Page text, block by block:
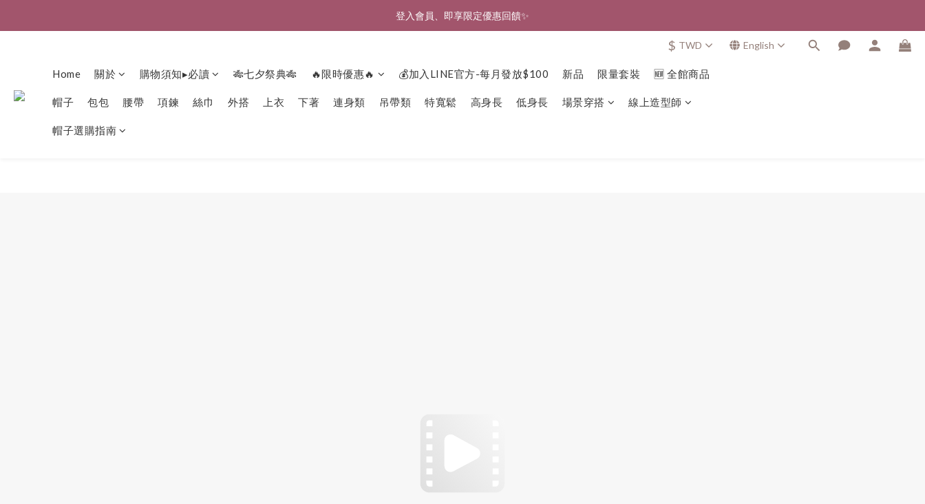
🎉新北淡水實體門市🤗歡迎蒞臨試穿🎉
登入會員、即享限定優惠回饋✨
$ TWD English
Home 關於 購物須知▸必讀 🎋七夕祭典🎋 🔥限時優惠🔥 💰加入LINE官方-每月發放$100 新品 限量套裝 🆕 全館商品
帽子 包包 腰帶 項鍊 絲巾 外搭 上衣 下著 連身類 吊帶類 特寬鬆 高身長 低身長 場景穿搭 線上造型師
帽子選購指南